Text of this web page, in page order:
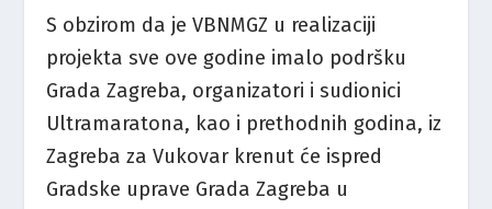
S obzirom da je VBNMGZ u realizaciji
projekta sve ove godine imalo podršku
Grada Zagreba, organizatori i sudionici
Ultramaratona, kao i prethodnih godina, iz
Zagreba za Vukovar krenut će ispred
Gradske uprave Grada Zagreba u